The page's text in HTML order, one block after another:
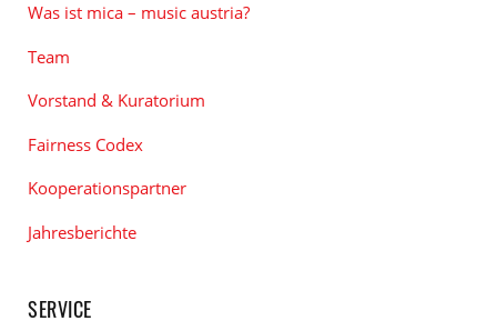
Was ist mica – music austria?
Team
Vorstand & Kuratorium
Fairness Codex
Kooperationspartner
Jahresberichte
SERVICE